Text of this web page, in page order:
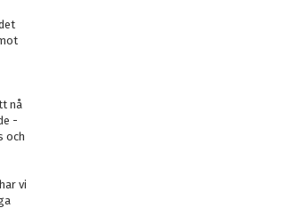
nå
-
och
vi